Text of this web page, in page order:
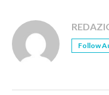
Follow